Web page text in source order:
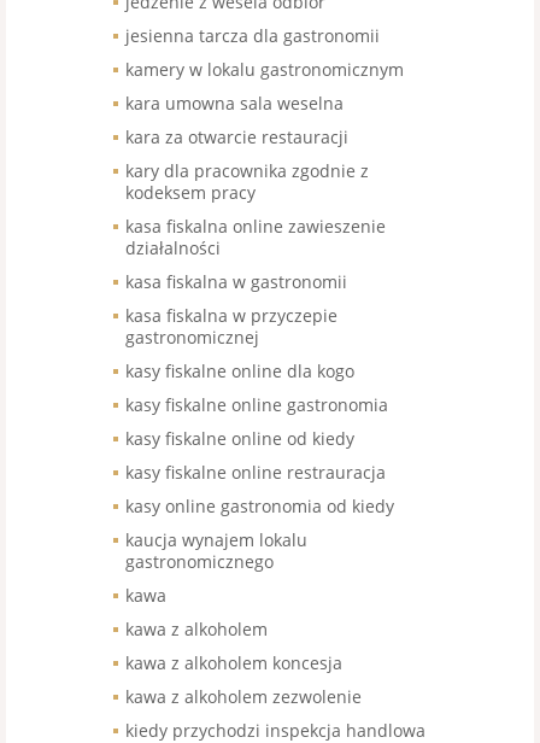
jesienna tarcza dla gastronomii
kamery w lokalu gastronomicznym
kara umowna sala weselna
kara za otwarcie restauracji
kary dla pracownika zgodnie z
kodeksem pracy
kasa fiskalna online zawieszenie
działalności
kasa fiskalna w gastronomii
kasa fiskalna w przyczepie
gastronomicznej
kasy fiskalne online dla kogo
kasy fiskalne online gastronomia
kasy fiskalne online od kiedy
kasy fiskalne online restrauracja
kasy online gastronomia od kiedy
kaucja wynajem lokalu
gastronomicznego
kawa
kawa z alkoholem
kawa z alkoholem koncesja
kawa z alkoholem zezwolenie
kiedy przychodzi inspekcja handlowa